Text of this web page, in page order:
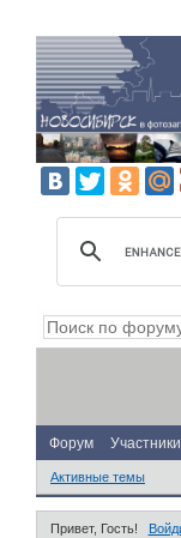
Форум Участники
Активные темы
Привет, Гость!